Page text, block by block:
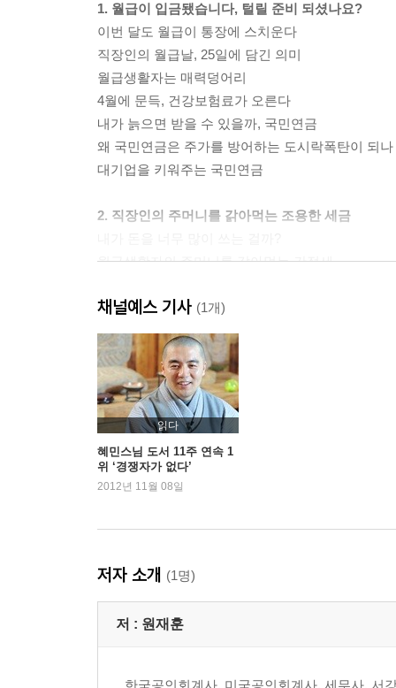
1. 월급이 입금됐습니다, 털릴 준비 되셨나요?
이번 달도 월급이 통장에 스치운다
직장인의 월급날, 25일에 담긴 의미
월급생활자는 매력덩어리
4월에 문득, 건강보험료가 오른다
내가 늙으면 받을 수 있을까, 국민연금
왜 국민연금은 주가를 방어하는 도시락폭탄이 되나
대기업을 키워주는 국민연금
2. 직장인의 주머니를 갉아먹는 조용한 세금
월급생활자의 주머니를 갉아먹는 간접세
연말정산, 13번째 월급이라는 착각
왜 종부세는 사라졌나?
3. 8,000원으로 오른 점심 백반, 4,000원의 행방은?
월급 빼고 다 오르는 데는 이유가 있다
정부는 왜 물가상승을 방관할까?
우리나라의 물가는 적당할까?
물가는 그대로라는데 가벼워지는 장바구니
인플레이션으로 인한 타격은 월급쟁이가 떠안는다
직장인은 시스템을 위해 봉사한다
부유한 집 부모님들만 안다는 ‘동기부여’의 힘
직장인들에겐 임원이라는 희망이 있지 않은가?
채널예스 기사 (1개)
읽다
혜민스님 도서 11주 연속 1
위 ‘경쟁자가 없다’
2012년 11월 08일
저자 소개 (1명)
저 : 원재훈
한국공인회계사, 미국공인회계사, 세무사. 서